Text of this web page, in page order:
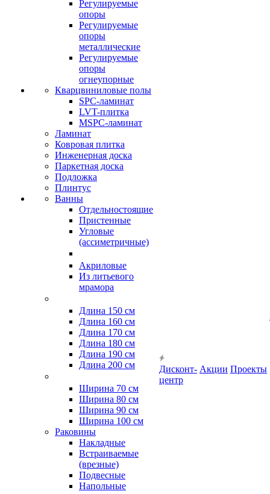
Регулируемые
опоры
Регулируемые
опоры
металлические
Регулируемые
опоры
огнеупорные
Кварцвиниловые полы
SPC-ламинат
LVT-плитка
MSPC-ламинат
Ламинат
Ковровая плитка
Инженерная доска
Паркетная доска
Подложка
Плинтус
Ванны
Отдельностоящие
Пристенные
Угловые
(ассиметричные)
Акриловые
Из литьевого
мрамора
Длина 150 см
Длина 160 см
Длина 170 см
Длина 180 см
Длина 190 см
Длина 200 см
Ширина 70 см
Ширина 80 см
Ширина 90 см
Ширина 100 см
Раковины
Накладные
Встраиваемые
(врезные)
Подвесные
Напольные
Дисконт-
центр
Акции Проекты